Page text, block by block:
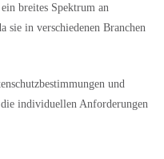
breites Spektrum an
sie in verschiedenen Branchen
und
individuellen Anforderungen